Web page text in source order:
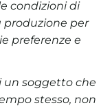
condizioni di
produzione per
preferenze e
un soggetto che
stesso, non